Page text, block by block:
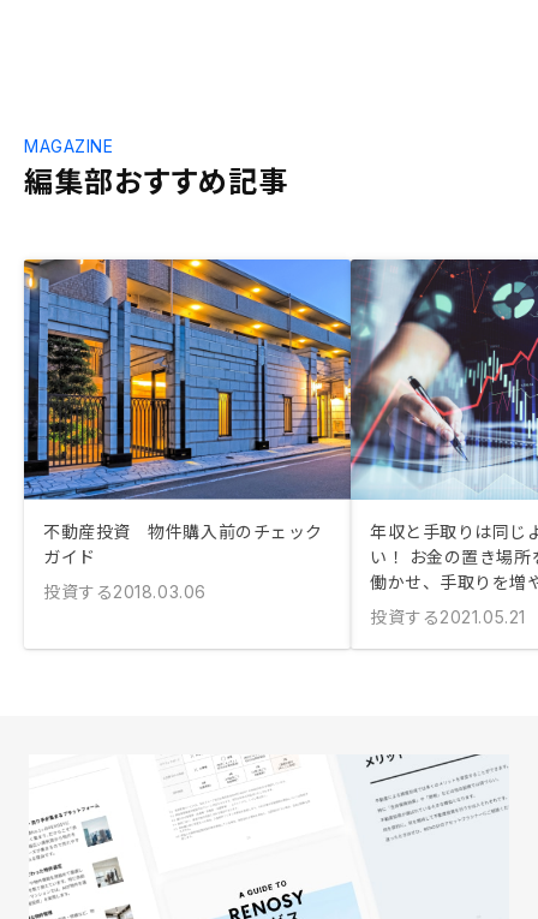
編集部おすすめ記事
MAGAZINE
不動産投資 物件購入前のチェック
ガイド
投資する2018.03.06
年収と手取りは同じ
い！ お金の置き場
働かせ、手取りを増
投資する2021.05.21